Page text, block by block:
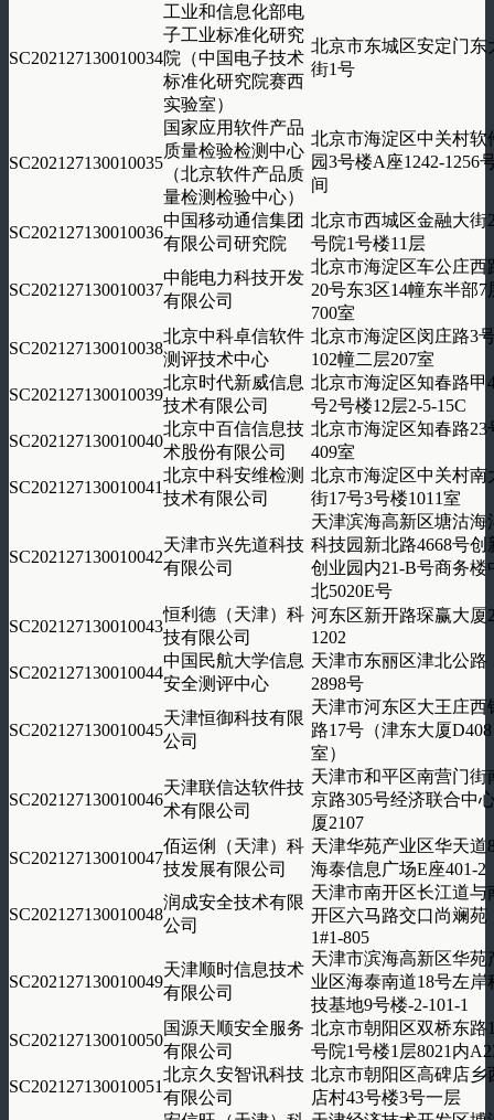
SC202127130010034
工业和信息化部电
子工业标准化研究
院（中国电子技术
标准化研究院赛西
实验室）
北京市东城区安定门东
街1号
SC202127130010035
国家应用软件产品
质量检验检测中心
（北京软件产品质
量检测检验中心）
北京市海淀区中关村软
园3号楼A座1242-1256
间
SC202127130010036
中国移动通信集团
有限公司研究院
北京市西城区金融大街
号院1号楼11层
SC202127130010037
中能电力科技开发
有限公司
北京市海淀区车公庄西
20号东3区14幢东半部7
700室
SC202127130010038
北京中科卓信软件
测评技术中心
北京市海淀区闵庄路3
102幢二层207室
SC202127130010039
北京时代新威信息
技术有限公司
北京市海淀区知春路甲
号2号楼12层2-5-15C
SC202127130010040
北京中百信信息技
术股份有限公司
北京市海淀区知春路23
409室
SC202127130010041
北京中科安维检测
技术有限公司
北京市海淀区中关村南
街17号3号楼1011室
SC202127130010042
天津市兴先道科技
有限公司
天津滨海高新区塘沽海
科技园新北路4668号创
创业园内21-B号商务楼
北5020E号
SC202127130010043
恒利德（天津）科
技有限公司
河东区新开路琛赢大厦
1202
SC202127130010044
中国民航大学信息
安全测评中心
天津市东丽区津北公路
2898号
SC202127130010045
天津恒御科技有限
公司
天津市河东区大王庄西
路17号（津东大厦D408
室）
SC202127130010046
天津联信达软件技
术有限公司
天津市和平区南营门街
京路305号经济联合中
厦2107
SC202127130010047
佰运俐（天津）科
技发展有限公司
天津华苑产业区华天道
海泰信息广场E座401-2
SC202127130010048
润成安全技术有限
公司
天津市南开区长江道与
开区六马路交口尚斓苑
1#1-805
SC202127130010049
天津顺时信息技术
有限公司
天津市滨海高新区华苑
业区海泰南道18号左岸
技基地9号楼-2-101-1
SC202127130010050
国源天顺安全服务
有限公司
北京市朝阳区双桥东路
号院1号楼1层8021内
SC202127130010051
北京久安智讯科技
有限公司
北京市朝阳区高碑店乡
店村43号楼3号一层